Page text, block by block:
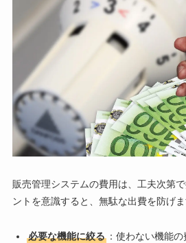
販売管理システムの費用は、工夫次第
ントを意識すると、無駄な出費を防げま
必要な機能に絞る：使わない機能